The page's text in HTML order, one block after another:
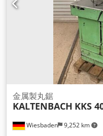
Wiesbaden 9,252 km
金属製丸鋸
KALTENBACH KKS